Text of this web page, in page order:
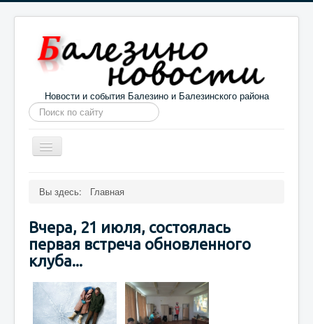
Новости и события Балезино и Балезинского района
Искать...
Toggle
Navigation
Вы здесь: Главная
Вчера, 21 июля, состоялась
первая встреча обновленного
клуба...